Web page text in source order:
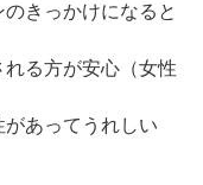
きっかけになると
れる方が安心（女性
があってうれしい